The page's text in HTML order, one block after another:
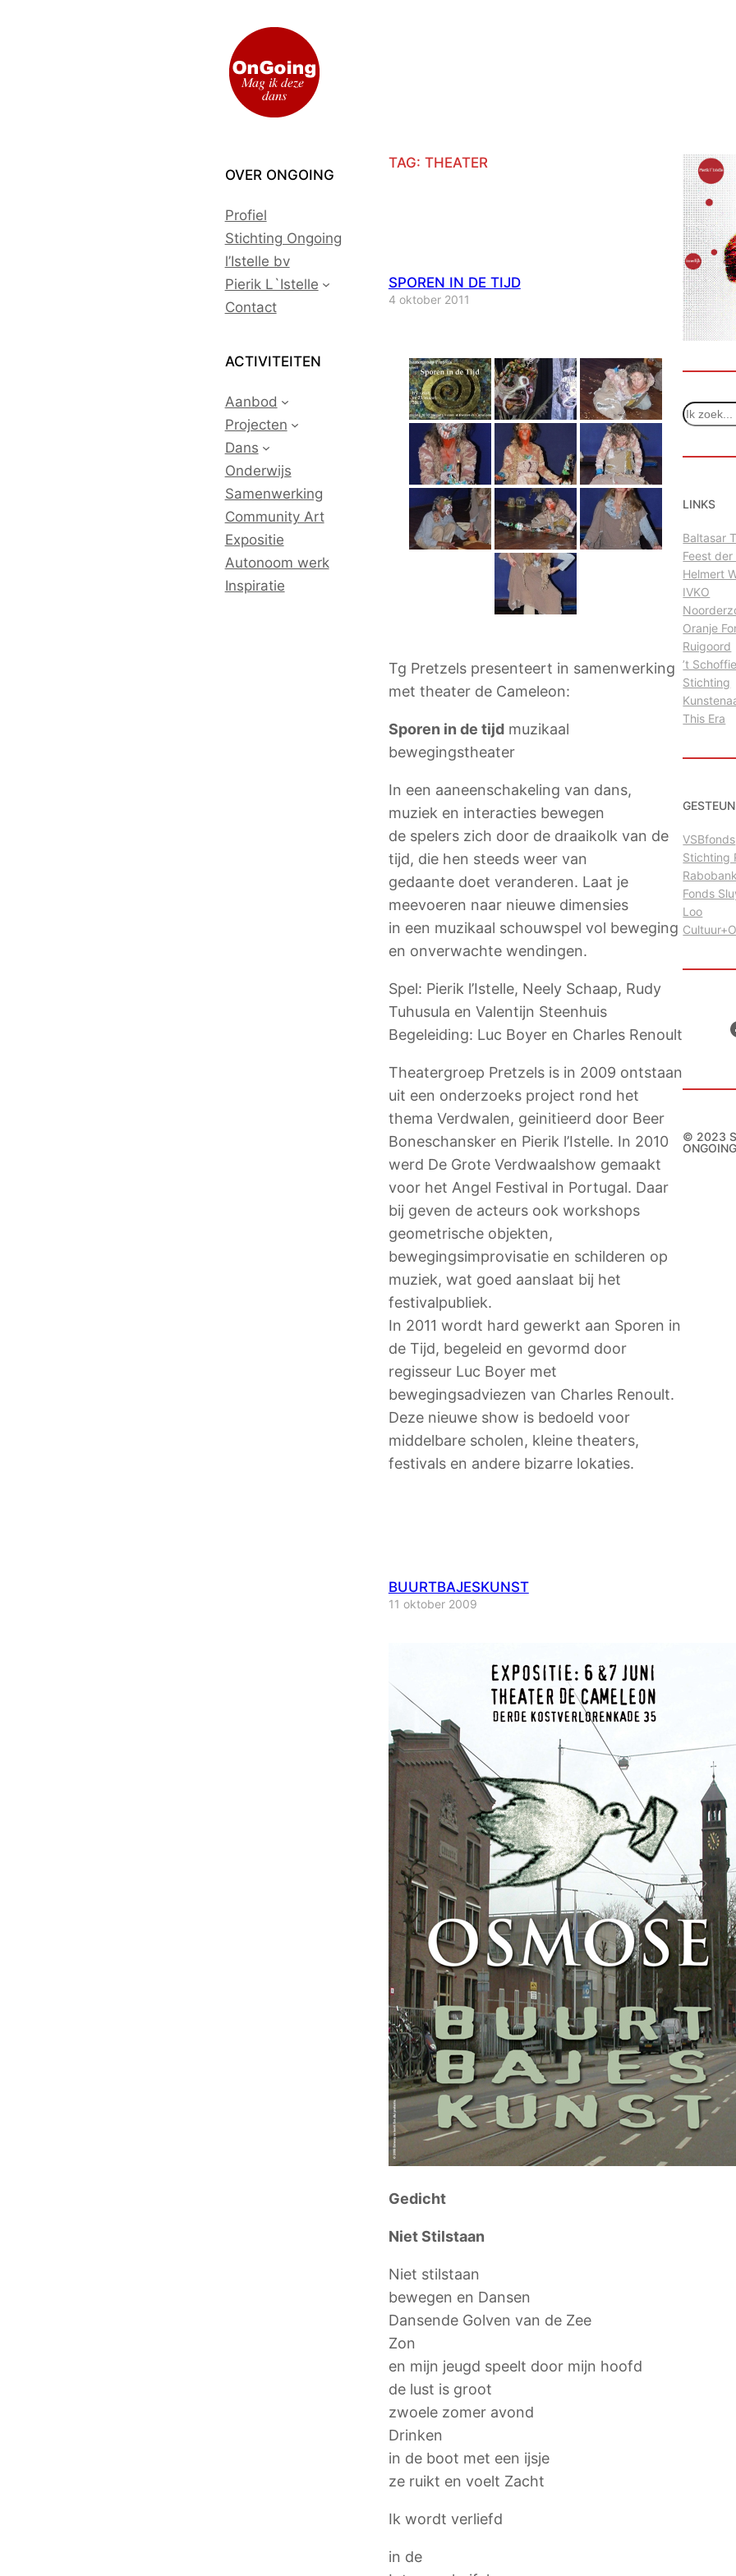
OVER ONGOING
Profiel
Stichting Ongoing
l’Istelle bv
Pierik L`Istelle
Contact
ACTIVITEITEN
Aanbod
Projecten
Dans
Onderwijs
Samenwerking
Community Art
Expositie
Autonoom werk
Inspiratie
TAG: THEATER
SPOREN IN DE TIJD
4 oktober 2011
Tg Pretzels presenteert in samenwerking
met theater de Cameleon:
Sporen in de tijdmuzikaal
bewegingstheater
In een aaneenschakeling van dans,
muziek en interacties bewegen
de spelers zich door de draaikolk van de
tijd, die hen steeds weer van
gedaante doet veranderen. Laat je
meevoeren naar nieuwe dimensies
in een muzikaal schouwspel vol beweging
en onverwachte wendingen.
Spel: Pierik l’Istelle, Neely Schaap, Rudy
Tuhusula en Valentijn Steenhuis
Begeleiding: Luc Boyer en Charles Renoult
Theatergroep Pretzels is in 2009 ontstaan
uit een onderzoeks project rond het
thema Verdwalen, geinitieerd door Beer
Boneschansker en Pierik l’Istelle. In 2010
werd De Grote Verdwaalshow gemaakt
voor het Angel Festival in Portugal. Daar
bij geven de acteurs ook workshops
geometrische objekten,
bewegingsimprovisatie en schilderen op
muziek, wat goed aanslaat bij het
festivalpubliek.
In 2011 wordt hard gewerkt aan Sporen in
de Tijd, begeleid en gevormd door
regisseur Luc Boyer met
bewegingsadviezen van Charles Renoult.
Deze nieuwe show is bedoeld voor
middelbare scholen, kleine theaters,
festivals en andere bizarre lokaties.
BUURTBAJESKUNST
11 oktober 2009
Gedicht
Niet Stilstaan
Niet stilstaan
bewegen en Dansen
Dansende Golven van de Zee
Zon
en mijn jeugd speelt door mijn hoofd
de lust is groot
zwoele zomer avond
Drinken
in de boot met een ijsje
ze ruikt en voelt Zacht
Ik wordt verliefd
in de
Z
o
nLINKS
Baltasar
Feest der
Helmert
IVKO
Oranje
Ruigoord
’t Schoffie
Stichting
This Era
VSBfonds
Stichting
Rabobank
Fonds
Loo
© 2023
ONGOING